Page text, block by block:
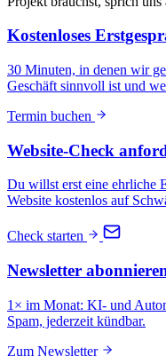
Kostenloses
30 Minuten, in denen wir
Geschäft sinnvoll ist und
Termin buchen
Website-Check
Du willst erst eine ehrliche
Website kostenlos auf
Check starten
Newsletter
1× im Monat: KI- und
Spam, jederzeit kündbar.
Zum Newsletter